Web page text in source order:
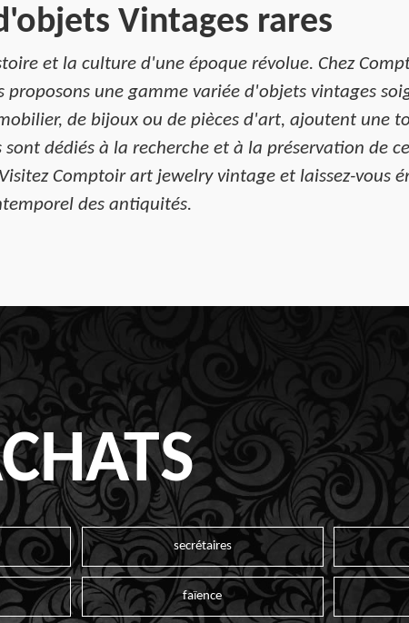
Vintages rares
et la culture d'une époque révolue. Chez
une gamme variée d'objets vintages
de bijoux ou de pièces d'art, ajoutent une
dédiés à la recherche et à la préservation de
Comptoir art jewelry vintage et laissez-vous
des antiquités.
secrétaires
faïence